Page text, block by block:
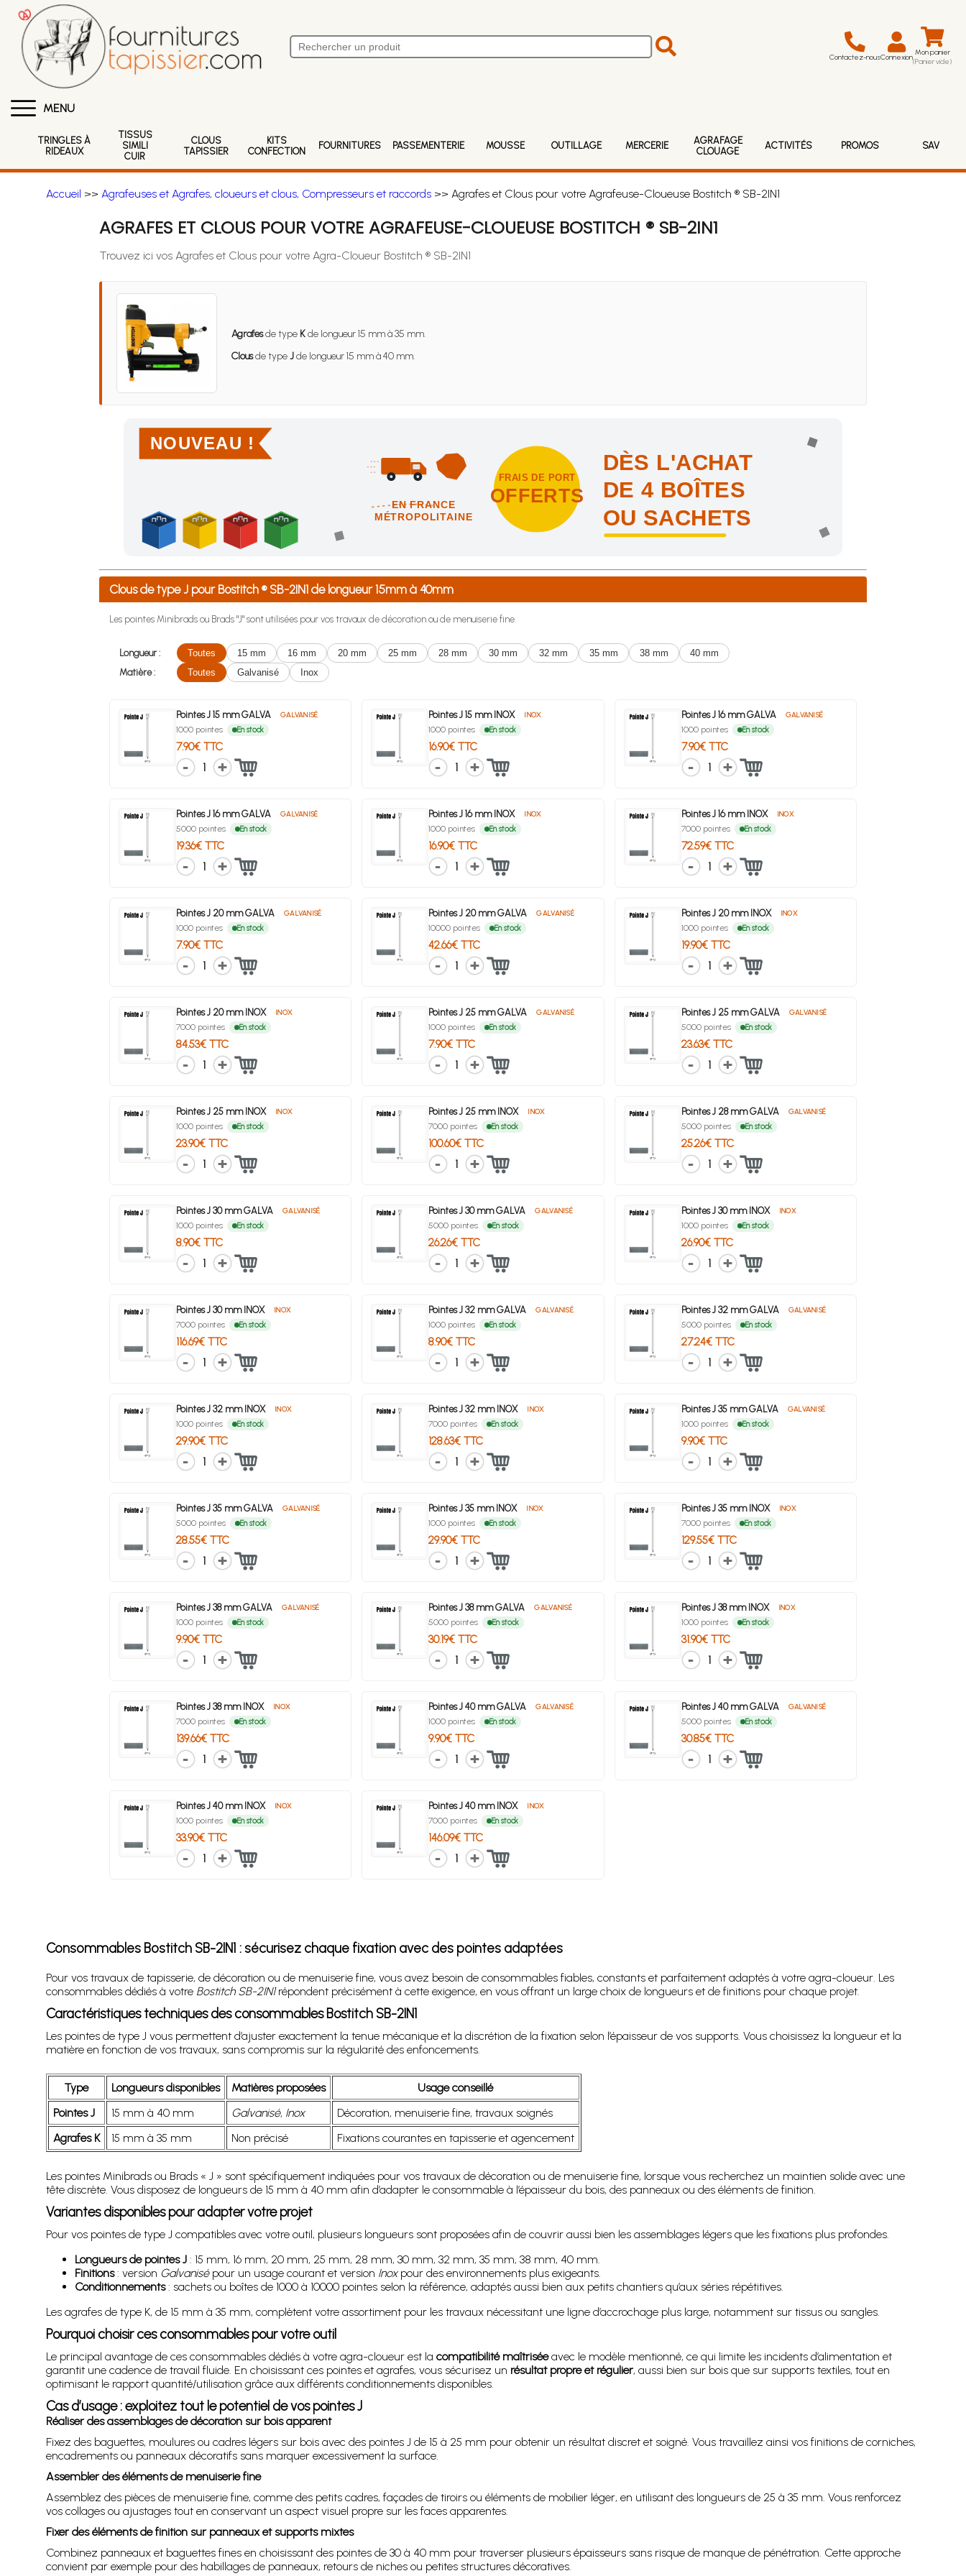
Contactez-nousConnexion Mon panier
(Panier vide)
MENU
TRINGLES À
RIDEAUX
TISSUS
SIMILI
CUIR
CLOUS
TAPISSIER
KITS
CONFECTION
FOURNITURES PASSEMENTERIE MOUSSE OUTILLAGE MERCERIE
AGRAFAGE
CLOUAGE
ACTIVITÉS PROMOS SAV
Accueil >> Agrafeuses et Agrafes, cloueurs et clous, Compresseurs et raccords>> Agrafes et Clous pour votre Agrafeuse-Cloueuse Bostitch ® SB-2IN1
AGRAFES ET CLOUS POUR VOTRE AGRAFEUSE-CLOUEUSE BOSTITCH ® SB-2IN1
Trouvez ici vos Agrafes et Clous pour votre Agra-Cloueur Bostitch ® SB-2IN1
Agrafesde type Kde longueur 15 mm à 35 mm.
Clousde typeJde longueur 15 mm à 40 mm.
NOUVEAU !
EN FRANCE
MÉTROPOLITAINE
FRAIS DE PORT
OFFERTS
DÈS L'ACHAT
DE 4 BOÎTES
OU SACHETS
Achetez 4 sachets ou boîtes d'agrafes ou de pointes et nous vous offrons les frais de port en France métropolitaine !
Clous de type J pour Bostitch ® SB-2IN1 de longueur 15mm à 40mm
Les pointes Minibrads ou Brads "J" sont utilisées pour vos travaux de décoration ou de menuiserie fine.
Longueur : Toutes 15 mm 16 mm 20 mm 25 mm 28 mm 30 mm 32 mm 35 mm 38 mm
40 mm
Matière :
Toutes Galvanisé Inox
Pointes J 15 mm GALVA GALVANISÉ
1000 pointes En stock
7.90€ TTC
1
Pointes J 15 mm INOX INOX
1000 pointes En stock
16.90€ TTC
1
Pointes J 16 mm GALVA GALVANISÉ
1000 pointes En stock
7.90€ TTC
1
Pointes J 16 mm GALVA GALVANISÉ
5000 pointes En stock
19.36€ TTC
1
Pointes J 16 mm INOX INOX
1000 pointes En stock
16.90€ TTC
1
Pointes J 16 mm INOX INOX
7000 pointes En stock
72.59€ TTC
1
Pointes J 20 mm GALVA GALVANISÉ
1000 pointes En stock
7.90€ TTC
1
Pointes J 20 mm GALVA GALVANISÉ
10000 pointes En stock
42.66€ TTC
1
Pointes J 20 mm INOX INOX
1000 pointes En stock
19.90€ TTC
1
Pointes J 20 mm INOX INOX
7000 pointes En stock
84.53€ TTC
1
Pointes J 25 mm GALVA GALVANISÉ
1000 pointes En stock
7.90€ TTC
1
Pointes J 25 mm GALVA GALVANISÉ
5000 pointes En stock
23.63€ TTC
1
Pointes J 25 mm INOX INOX
1000 pointes En stock
23.90€ TTC
1
Pointes J 25 mm INOX INOX
7000 pointes En stock
100.60€ TTC
1
Pointes J 28 mm GALVA GALVANISÉ
5000 pointes En stock
25.26€ TTC
1
Pointes J 30 mm GALVA GALVANISÉ
1000 pointes En stock
8.90€ TTC
1
Pointes J 30 mm GALVA GALVANISÉ
5000 pointes En stock
26.26€ TTC
1
Pointes J 30 mm INOX INOX
1000 pointes En stock
26.90€ TTC
1
Pointes J 30 mm INOX INOX
7000 pointes En stock
116.69€ TTC
1
Pointes J 32 mm GALVA GALVANISÉ
1000 pointes En stock
8.90€ TTC
1
Pointes J 32 mm GALVA GALVANISÉ
5000 pointes En stock
27.24€ TTC
1
Pointes J 32 mm INOX INOX
1000 pointes En stock
29.90€ TTC
1
Pointes J 32 mm INOX INOX
7000 pointes En stock
128.63€ TTC
1
Pointes J 35 mm GALVA GALVANISÉ
1000 pointes En stock
9.90€ TTC
1
Pointes J 35 mm GALVA GALVANISÉ
5000 pointes En stock
28.55€ TTC
1
Pointes J 35 mm INOX INOX
1000 pointes En stock
29.90€ TTC
1
Pointes J 35 mm INOX INOX
7000 pointes En stock
129.55€ TTC
1
Pointes J 38 mm GALVA GALVANISÉ
1000 pointes En stock
9.90€ TTC
1
Pointes J 38 mm GALVA GALVANISÉ
5000 pointes En stock
30.19€ TTC
1
Pointes J 38 mm INOX INOX
1000 pointes En stock
31.90€ TTC
1
Pointes J 38 mm INOX INOX
7000 pointes En stock
139.66€ TTC
1
Pointes J 40 mm GALVA GALVANISÉ
1000 pointes En stock
9.90€ TTC
1
Pointes J 40 mm GALVA GALVANISÉ
5000 pointes En stock
30.85€ TTC
1
Pointes J 40 mm INOX INOX
1000 pointes En stock
33.90€ TTC
1
Pointes J 40 mm INOX INOX
7000 pointes En stock
146.09€ TTC
1
Consommables Bostitch SB-2IN1 : sécurisez chaque fixation avec des pointes adaptées
Pour vos travaux de tapisserie, de décoration ou de menuiserie fine, vous avez besoin de consommables fiables, constants et parfaitement adaptés à votre agra-cloueur. Les
consommables dédiés à votre Bostitch SB-2IN1répondent précisément à cette exigence, en vous offrant un large choix de longueurs et de finitions pour chaque projet.
Caractéristiques techniques des consommables Bostitch SB-2IN1
Les pointes de type J vous permettent d’ajuster exactement la tenue mécanique et la discrétion de la fixation selon l’épaisseur de vos supports. Vous choisissez la longueur et la
matière en fonction de vos travaux, sans compromis sur la régularité des enfoncements.
Type Longueurs disponibles Matières proposées
Usage conseillé
Pointes J
15 mm à 40 mm Galvanisé, Inox
Décoration, menuiserie fine, travaux soignés
Agrafes K
15 mm à 35 mm Non précisé Fixations courantes en tapisserie et agencement
Les pointes Minibrads ou Brads « J » sont spécifiquement indiquées pour vos travaux de décoration ou de menuiserie fine, lorsque vous recherchez un maintien solide avec une
tête discrète. Vous disposez de longueurs de 15 mm à 40 mm afin d’adapter le consommable à l’épaisseur du bois, des panneaux ou des éléments de finition.
Variantes disponibles pour adapter votre projet
Pour vos pointes de type J compatibles avec votre outil, plusieurs longueurs sont proposées afin de couvrir aussi bien les assemblages légers que les fixations plus profondes.
Longueurs de pointes J: 15 mm, 16 mm, 20 mm, 25 mm, 28 mm, 30 mm, 32 mm, 35 mm, 38 mm, 40 mm.
Finitions: version Galvanisépour un usage courant et version Inoxpour des environnements plus exigeants.
Conditionnements: sachets ou boîtes de 1000 à 10000 pointes selon la référence, adaptés aussi bien aux petits chantiers qu’aux séries répétitives.
Les agrafes de type K, de 15 mm à 35 mm, complètent votre assortiment pour les travaux nécessitant une ligne d’accrochage plus large, notamment sur tissus ou sangles.
Pourquoi choisir ces consommables pour votre outil
Le principal avantage de ces consommables dédiés à votre agra-cloueur est la compatibilité maîtriséeavec le modèle mentionné, ce qui limite les incidents d’alimentation et
garantit une cadence de travail fluide. En choisissant ces pointes et agrafes, vous sécurisez un résultat propre et régulier, aussi bien sur bois que sur supports textiles, tout en
optimisant le rapport quantité/utilisation grâce aux différents conditionnements disponibles.
Cas d’usage : exploitez tout le potentiel de vos pointes J
Réaliser des assemblages de décoration sur bois apparent
Fixez des baguettes, moulures ou cadres légers sur bois avec des pointes J de 15 à 25 mm pour obtenir un résultat discret et soigné. Vous travaillez ainsi vos finitions de corniches,
encadrements ou panneaux décoratifs sans marquer excessivement la surface.
Assembler des éléments de menuiserie fine
Assemblez des pièces de menuiserie fine, comme des petits cadres, façades de tiroirs ou éléments de mobilier léger, en utilisant des longueurs de 25 à 35 mm. Vous renforcez
vos collages ou ajustages tout en conservant un aspect visuel propre sur les faces apparentes.
Fixer des éléments de finition sur panneaux et supports mixtes
Combinez panneaux et baguettes fines en choisissant des pointes de 30 à 40 mm pour traverser plusieurs épaisseurs sans risque de manque de pénétration. Cette approche
convient par exemple pour des habillages de panneaux, retours de niches ou petites structures décoratives.